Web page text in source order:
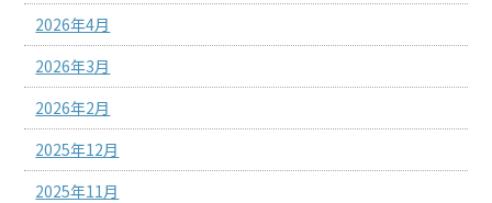
2026年4月
2026年3月
2026年2月
2025年12月
2025年11月